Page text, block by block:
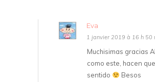
Eva
1 janvier 2019 à 16 h 50
Muchisimas gracias
como este, hacen
sentido
Besos